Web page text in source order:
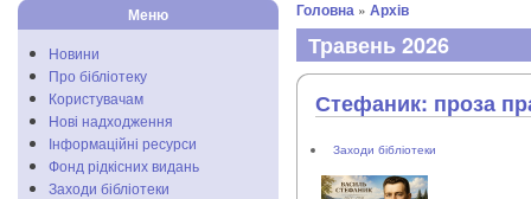
Меню
Новини
Про бібліотеку
Користувачам
Нові надходження
Інформаційні ресурси
Фонд рідкісних видань
Заходи бібліотеки
Головна » Архів
Травень 2026
Стефаник: проза
Заходи бібліотеки